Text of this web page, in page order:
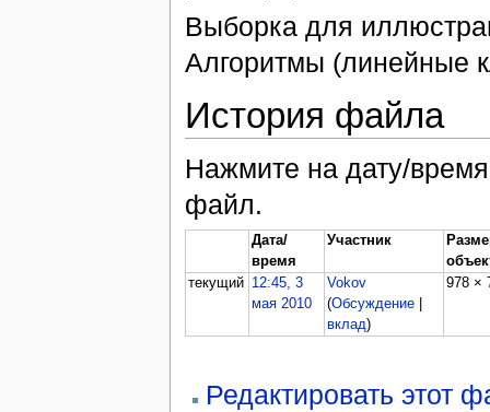
Выборка для
Алгоритмы (линейные
История файла
Нажмите на дату/
файл.
Дата/
время
Участник
текущий 12:45, 3
мая 2010
Vokov
(Обсуждение
вклад)
978 ×
Редактировать этот